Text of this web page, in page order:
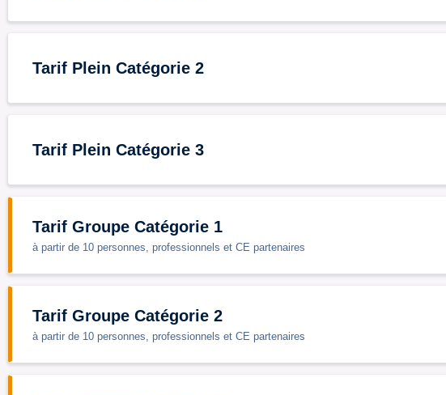
Tarif Plein Catégorie 2
Tarif Plein Catégorie 3
Tarif Groupe Catégorie 1
à partir de 10 personnes, professionnels et CE partenaires
Tarif Groupe Catégorie 2
à partir de 10 personnes, professionnels et CE partenaires